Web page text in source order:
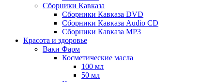
Сборники Кавказа
Сборники Кавказа DVD
Сборники Кавказа Audio CD
Сборники Кавказа MP3
Красота и здоровье
Ваки Фарм
Косметические масла
100 мл
50 мл